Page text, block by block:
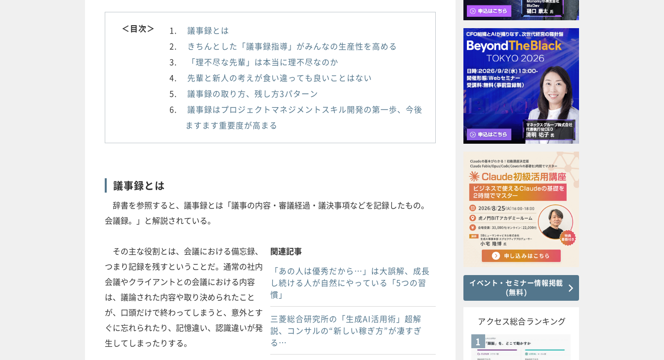
＜目次＞
議事録とは
きちんとした「議事録指導」がみんなの生産性を高める
「理不尽な先輩」は本当に理不尽なのか
先輩と新人の考えが食い違っても良いことはない
議事録の取り方、残し方3パターン
議事録はプロジェクトマネジメントスキル開発の第一歩、今後
ますます重要度が高まる
議事録とは
辞書を参照すると、議事録とは「議事の内容・審議経過・議決事項などを記録したもの。
会議録。」と解説されている。
関連記事
「あの人は優秀だから…」は大誤解、成長
し続ける人が自然にやっている「5つの習
慣」
三菱総合研究所の「生成AI活用術」超解
説、コンサルの“新しい稼ぎ方”が凄すぎ
る…
その主な役割とは、会議における備忘録、
つまり記録を残すということだ。通常の社内
会議やクライアントとの会議における内容
は、議論された内容や取り決められたこと
が、口頭だけで終わってしまうと、意外とす
ぐに忘れられたり、記憶違い、認識違いが発
生してしまったりする。
イベント・セミナー情報掲載
(無料)
アクセス総合ランキング
1